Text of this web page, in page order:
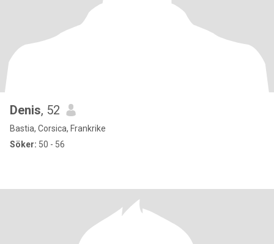
Denis, 52
Bastia, Corsica, Frankrike
Söker: 50 - 56